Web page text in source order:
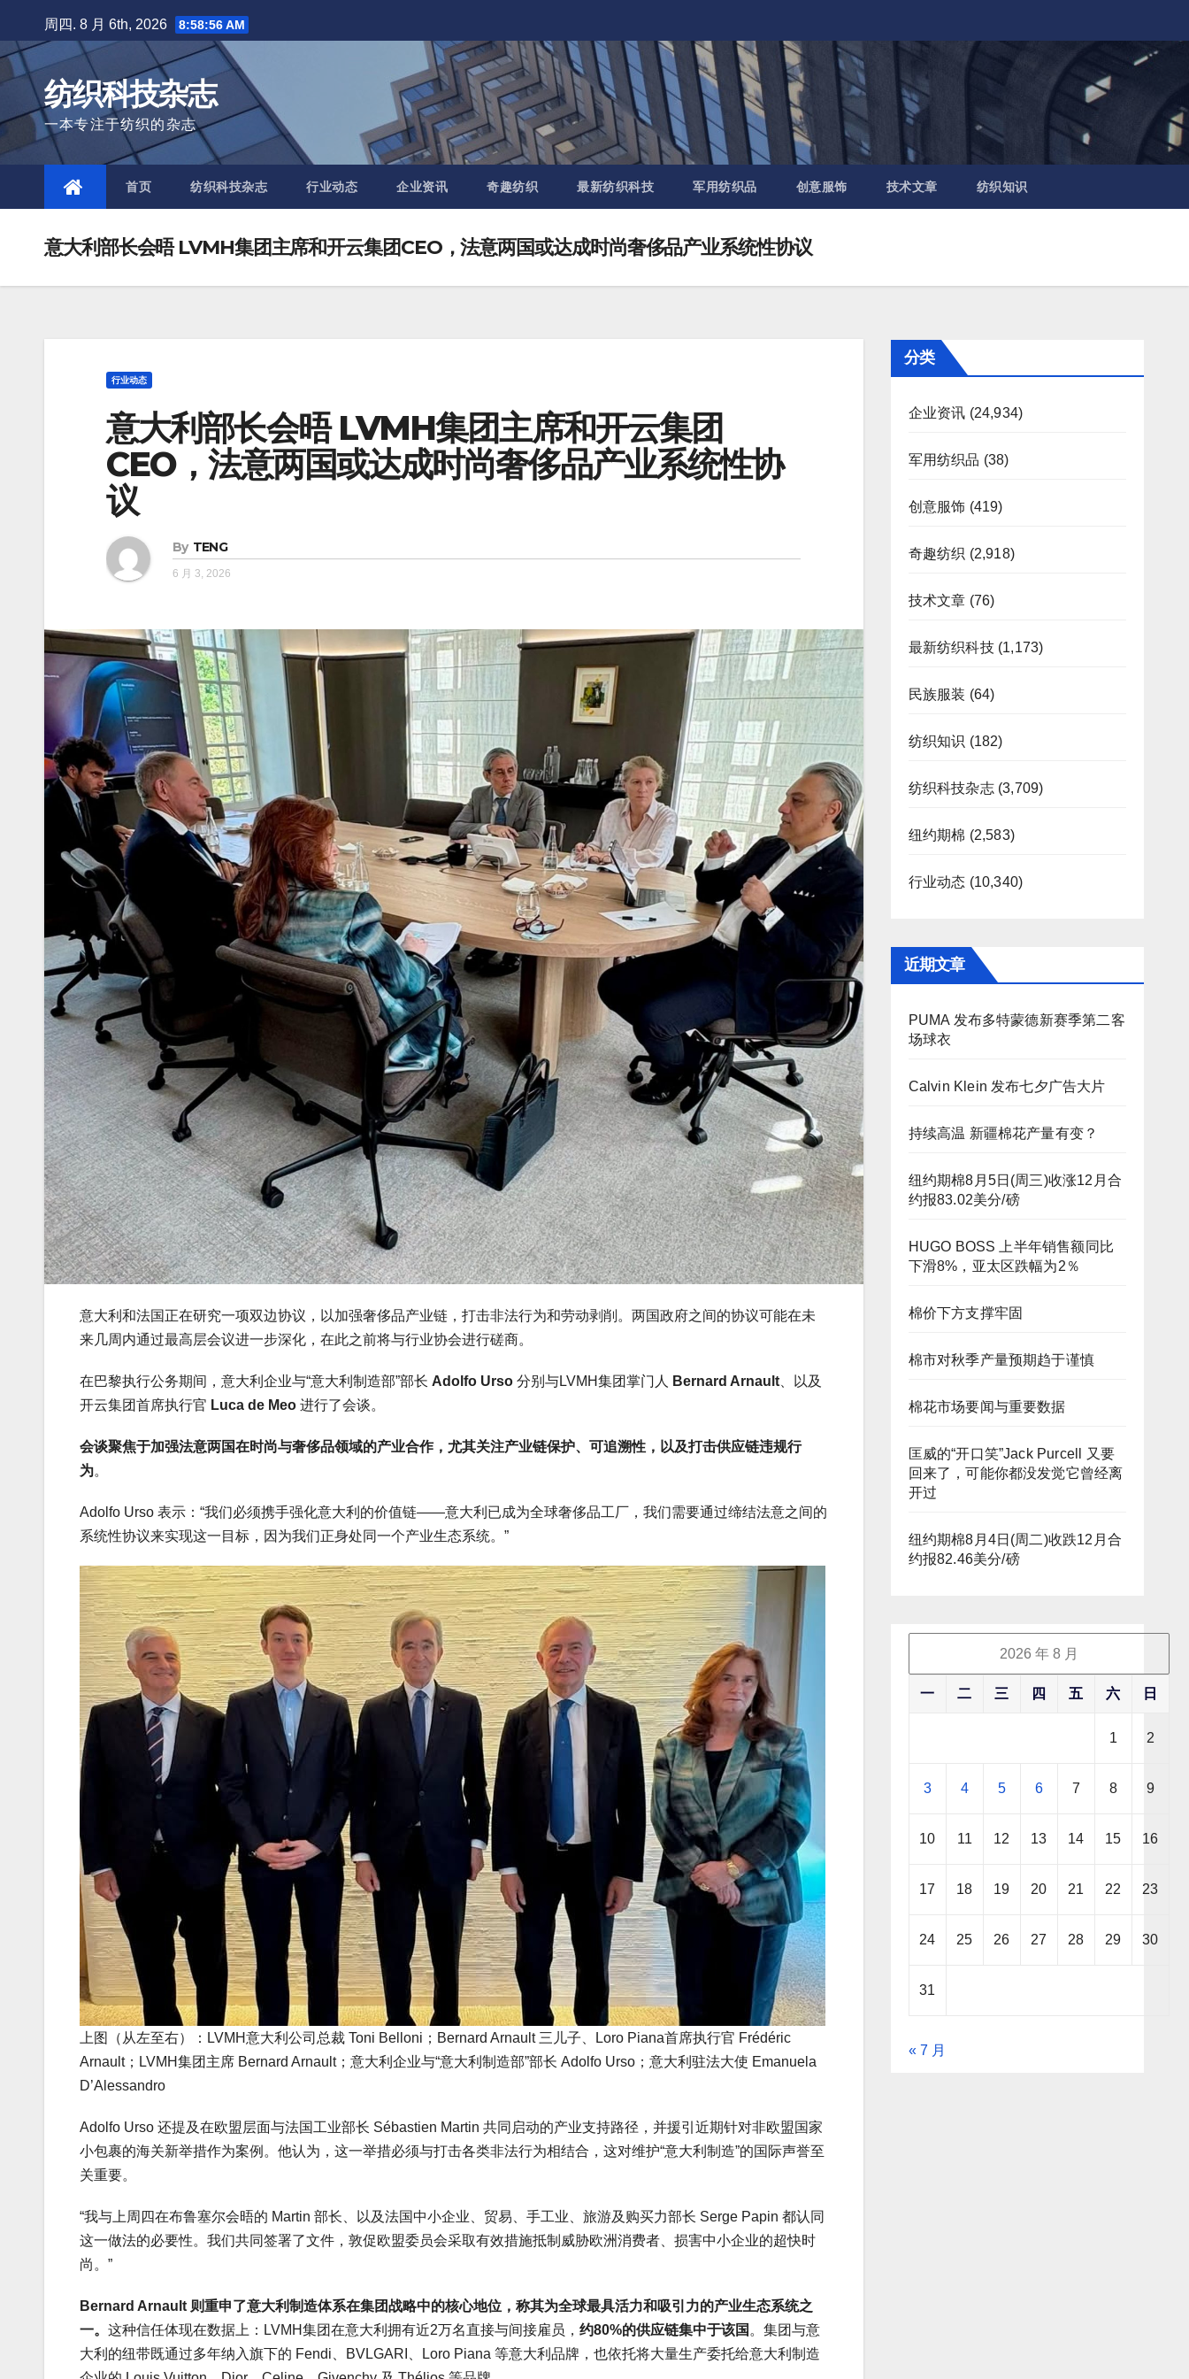
to
content
周四. 8 月 6th, 2026 8:58:58 AM
纺织科技杂志
一本专注于纺织的杂志
首页 纺织科技杂志 行业动态 企业资讯 奇趣纺织 最新纺织科技 军用纺织品 创意服饰 技术文章 纺织知识
意大利部长会晤 LVMH集团主席和开云集团CEO，法意两国或达成时尚奢侈品产业系统性协议
行业动态
意大利部长会晤 LVMH集团主席和开云集团
CEO，法意两国或达成时尚奢侈品产业系统性协
议
By TENG
6 月 3, 2026
意大利和法国正在研究一项双边协议，以加强奢侈品产业链，打击非法行为和劳动剥削。两国政府之间的协议可能在未
来几周内通过最高层会议进一步深化，在此之前将与行业协会进行磋商。
在巴黎执行公务期间，意大利企业与“意大利制造部”部长 Adolfo Urso 分别与LVMH集团掌门人 Bernard Arnault 、以及
开云集团首席执行官 Luca de Meo 进行了会谈。
会谈聚焦于加强法意两国在时尚与奢侈品领域的产业合作，尤其关注产业链保护、可追溯性，以及打击供应链违规行
为。
Adolfo Urso 表示：“我们必须携手强化意大利的价值链——意大利已成为全球奢侈品工厂，我们需要通过缔结法意之间的
系统性协议来实现这一目标，因为我们正身处同一个产业生态系统。”
上图（从左至右）：LVMH意大利公司总裁 Toni Belloni；Bernard Arnault 三儿子、Loro Piana首席执行官 Frédéric
Arnault；LVMH集团主席 Bernard Arnault；意大利企业与“意大利制造部”部长 Adolfo Urso；意大利驻法大使 Emanuela
D’Alessandro
Adolfo Urso 还提及在欧盟层面与法国工业部长 Sébastien Martin 共同启动的产业支持路径，并援引近期针对非欧盟国家
小包裹的海关新举措作为案例。他认为，这一举措必须与打击各类非法行为相结合，这对维护“意大利制造”的国际声誉至
关重要。
“我与上周四在布鲁塞尔会晤的 Martin 部长、以及法国中小企业、贸易、手工业、旅游及购买力部长 Serge Papin 都认同
这一做法的必要性。我们共同签署了文件，敦促欧盟委员会采取有效措施抵制威胁欧洲消费者、损害中小企业的超快时
尚。”
Bernard Arnault 则重申了意大利制造体系在集团战略中的核心地位，称其为全球最具活力和吸引力的产业生态系统之
一。 这种信任体现在数据上：LVMH集团在意大利拥有近2万名直接与间接雇员， 约80%的供应链集中于该国 。集团与意
大利的纽带既通过多年纳入旗下的 Fendi、BVLGARI、Loro Piana 等意大利品牌，也依托将大量生产委托给意大利制造
分类
企业资讯 (24,934)
军用纺织品 (38)
创意服饰 (419)
奇趣纺织 (2,918)
技术文章 (76)
最新纺织科技(1,173)
民族服装 (64)
纺织知识 (182)
纺织科技杂志(3,709)
纽约期棉 (2,583)
行业动态 (10,340)
近期文章
PUMA 发布多特蒙德新赛季第二客
场球衣
Calvin Klein 发布七夕广告大片
持续高温 新疆棉花产量有变？
纽约期棉8月5日(周三)收涨12月合
约报83.02美分/磅
HUGO BOSS 上半年销售额同比
下滑8%，亚太区跌幅为2％
棉价下方支撑牢固
棉市对秋季产量预期趋于谨慎
棉花市场要闻与重要数据
匡威的“开口笑”Jack Purcell 又要
回来了，可能你都没发觉它曾经离
开过
纽约期棉8月4日(周二)收跌12月合
约报82.46美分/磅
2026 年 8 月
一 二 三 四 五 六 日
1 2
3 4 5 6 7 8 9
10 11 12 13 14 15 16
17 18 19 20 21 22 23
24 25 26 27 28 29 30
31
« 7 月